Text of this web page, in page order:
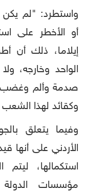
واستطرد: "لم يكن
أو الأخطر على
إيلاما، ذلك أن
الواحد وخارجه،
صدمة وألم وغضب،
وكقائد لهذا الشعب
وفيما يتعلق
الأردني على أنها
استكمالها،
مؤسسات